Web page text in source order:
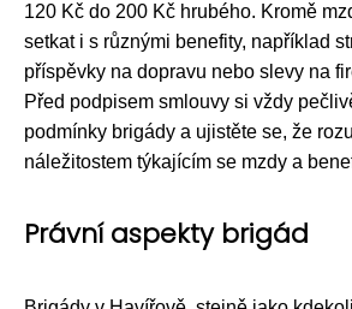
120 Kč do 200 Kč hrubého. Kromě
setkat i s různými benefity, například
příspěvky na dopravu nebo slevy na
Před podpisem smlouvy si vždy
podmínky brigády a ujistěte se, že
náležitostem týkajícím se mzdy a
Právní aspekty brigád